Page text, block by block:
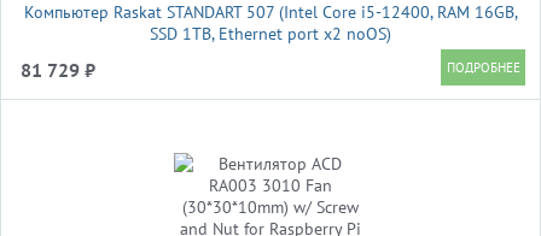
Компьютер Raskat STANDART 507 (Intel Core i5-12400, RAM 16GB,
SSD 1TB, Ethernet port x2 noOS)
81 729 ₽